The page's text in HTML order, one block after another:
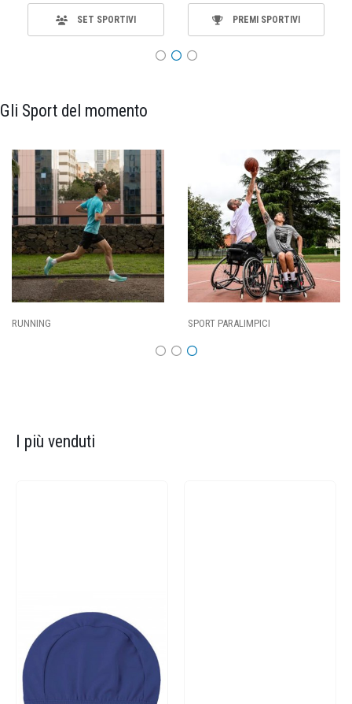
SET SPORTIVI PREMI SPORTIVI
Gli Sport del momento
SPORT PARALIMPICI
I più venduti